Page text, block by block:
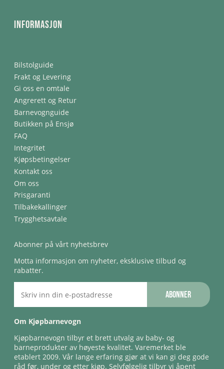
Informasjon
Bilstolguide
Frakt og Levering
Gi oss en omtale
Angrerett og Retur
Barnevognguide
Butikken på Ensjø
FAQ
Integritet
Kjøpsbetingelser
Kontakt oss
Om oss
Prisgaranti
Tilbakekallinger
Trygghetsavtale
Abonner på vårt nyhetsbrev
Motta informasjon om nyheter, eksklusive tilbud og
rabatter.
Abonner
Om Kjøpbarnevogn
Kjøpbarnevogn tilbyr et brett utvalg av baby- og
barneprodukter av høyeste kvalitet. Varemerket ble
etablert 2009. Vår lange erfaring gjør at vi kan gi deg gode
råd før, under og etter kjøp. Selvfølgelig tilbyr vi åpent